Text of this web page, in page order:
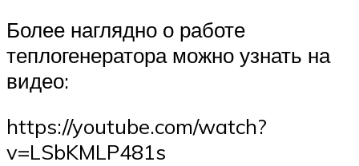
Более наглядно о работе
теплогенератора можно узнать на
видео:
https://youtube.com/watch?
v=LSbKMLP481s